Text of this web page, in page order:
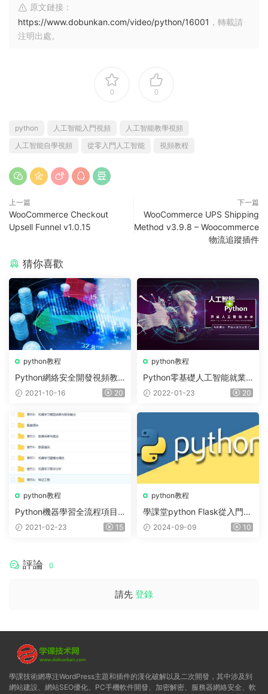
原文鏈接：
https://www.dobunkan.com/video/python/16001 ，轉載請
注明出處。
0 0
python 人工智能入門視頻
人工智能教學視頻
人工智能自學視頻
從零入門人工智能 視頻教程
上一篇
WooCommerce Checkout
Upsell Funnel v1.0.15
下一篇
WooCommerce UPS Shipping
Method v3.9.8 – Woocommerce
物流追蹤插件
猜你喜歡
python教程
Python網絡安全開發視頻教
程 2021-10-16 20
python教程
Python零基礎人工智能就業
課程30G視頻教程
2022-01-23 20
python教程
Python機器學習全流程項目
實戰精講
2021-02-23 15
python教程
學課堂python Flask從入門到
精通視頻精講，價值2400元
2024-09-09 10
評論 0
請先 登錄
學課技術網專注WordPress主題和插件的漢化破解以及二次開發，其中涉及到
網站建設、網站SEO優化、PC手機軟件開發、加密解密、服務器網絡安全、軟